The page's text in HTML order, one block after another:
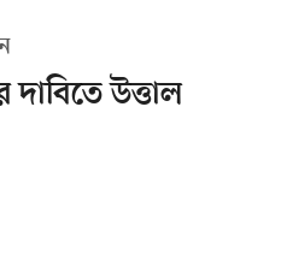
উত্তাল